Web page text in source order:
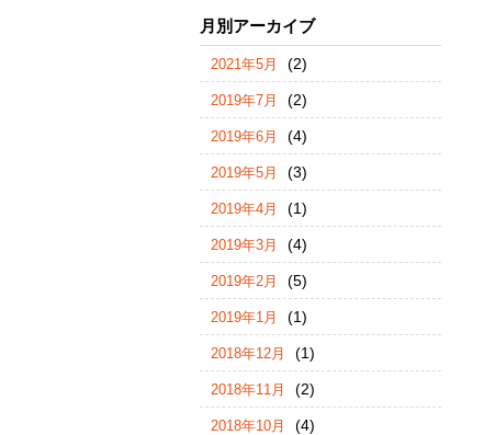
月別アーカイブ
2021年5月 (2)
2019年7月 (2)
2019年6月 (4)
2019年5月 (3)
2019年4月 (1)
2019年3月 (4)
2019年2月 (5)
2019年1月 (1)
2018年12月 (1)
2018年11月 (2)
2018年10月 (4)